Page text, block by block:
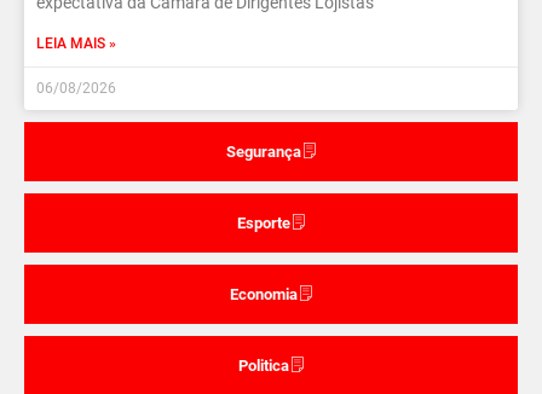
Segurança
Esporte
Economia
Politica
LEIA MAIS »
06/08/2026